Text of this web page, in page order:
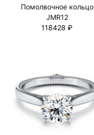
Помолвочное кольцо
JMR12
118428 ₽